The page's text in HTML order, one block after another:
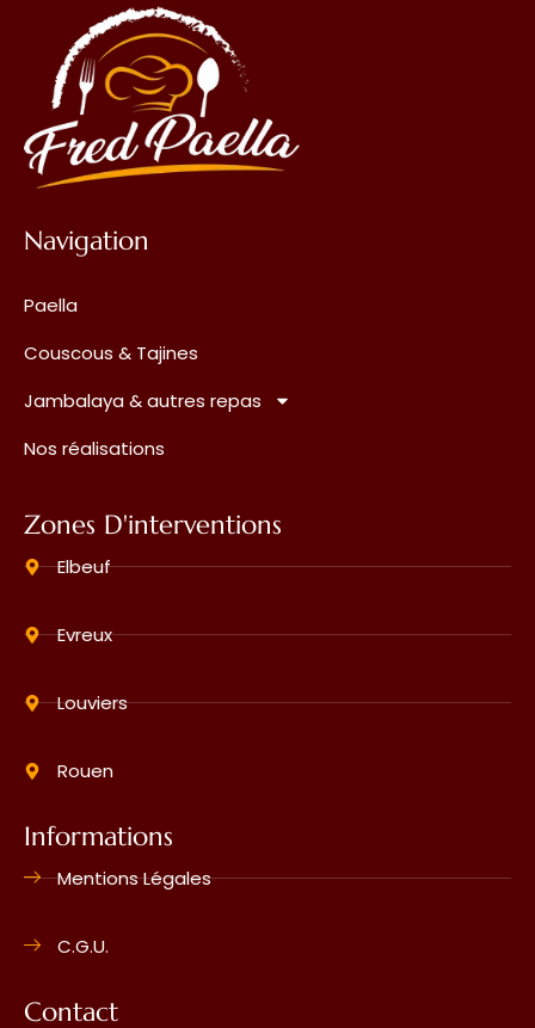
Informations
Mentions Légales
C.G.U.
Zones D'interventions
Elbeuf
Evreux
Louviers
Rouen
Contact
Navigation
Paella
Couscous & Tajines
Jambalaya & autres repas
Nos réalisations